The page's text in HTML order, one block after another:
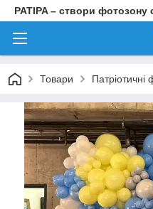
PATIPA – створи фотозону
Товари